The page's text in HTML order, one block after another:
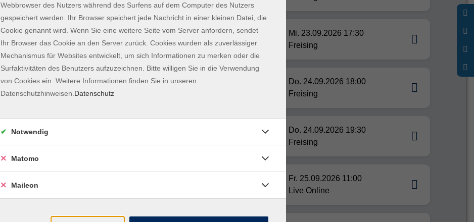
Sprachberatung - Spanisch
Mi. 23.09.2026 17:30
Freising
Spanisch A2
ab Lektion 10
Do. 24.09.2026 18:00
Freising
Do. 24.09.2026 19:30
Freising
Fr. 25.09.2026 11:00
Live Online
Webbrowser des Nutzers während des Surfens auf dem Computer des Nutzers
gespeichert werden. Ihr Browser speichert jede Nachricht in einer kleinen Datei, die
Cookie genannt wird. Wenn Sie eine weitere Seite vom Server anfordern, sendet
Ihr Browser das Cookie an den Server zurück. Cookies wurden als zuverlässiger
Mechanismus für Websites entwickelt, um sich Informationen zu merken oder die
Surfaktivitäten des Benutzers aufzuzeichnen. Bitte willigen Sie in die Verwendung
von Cookies ein. Weitere Informationen finden Sie in unseren
Datenschutzhinweisen. Datenschutz
Notwendig
Matomo
Maileon